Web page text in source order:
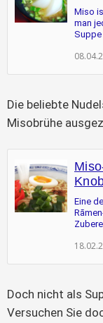
Miso
man
Suppe
Die beliebte
Misobrühe
Eine
Doch nicht als
Versuchen Sie